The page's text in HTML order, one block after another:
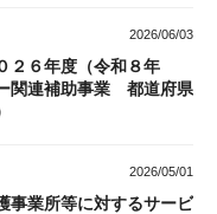
2026/06/03
２６年度（令和８年
関連補助事業 都道府県
2026/05/01
事業所等に対するサービ